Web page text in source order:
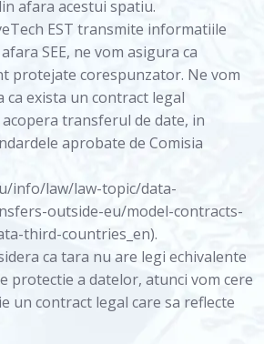
afara acestui spatiu.
EST transmite informatiile
SEE, ne vom asigura ca
protejate corespunzator. Ne vom
exista un contract legal
transferul de date, in
aprobate de Comisia
info/law/law-topic/data-
outside-eu/model-contracts-
third-countries_en).
ca tara nu are legi echivalente
protectie a datelor, atunci vom cere
un contract legal care sa reflecte